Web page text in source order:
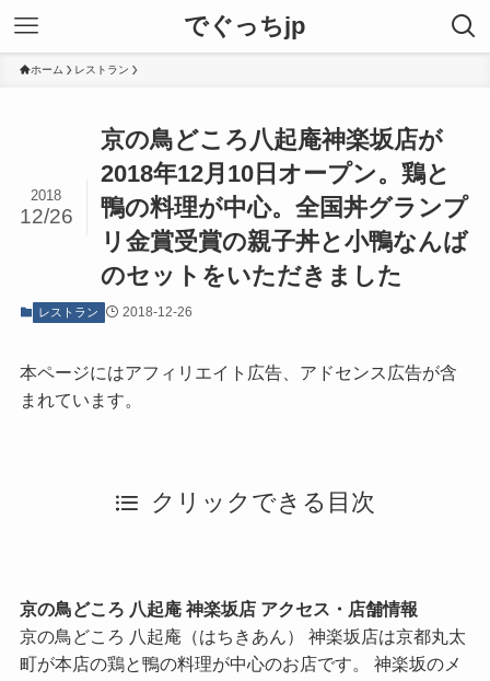
でぐっちjp
ホーム レストラン
京の鳥どころ八起庵神楽坂店が
2018年12月10日オープン。鶏と
鴨の料理が中心。全国丼グランプ
リ金賞受賞の親子丼と小鴨なんば
のセットをいただきました
2018
12/26
レストラン 2018-12-26
本ページにはアフィリエイト広告、アドセンス広告が含
まれています。
クリックできる目次
京の鳥どころ 八起庵 神楽坂店 アクセス・店舗情報
京の鳥どころ 八起庵（はちきあん） 神楽坂店は京都丸太
町が本店の鶏と鴨の料理が中心のお店です。 神楽坂のメ